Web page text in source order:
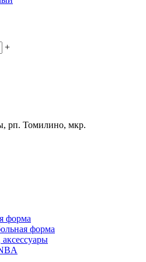
+
рп. Томилино, мкр.
форма
форма